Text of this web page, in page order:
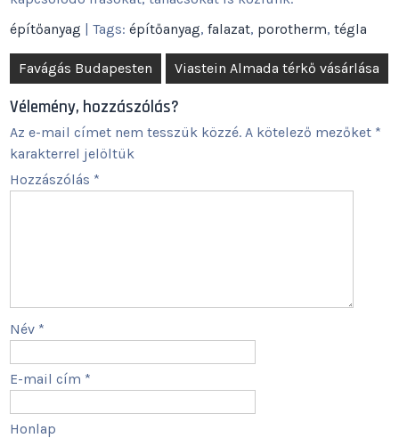
építőanyag | Tags:építőanyag,falazat, porotherm,tégla
Bejegyzés
navigáció
Favágás Budapesten Viastein Almada térkő vásárlása
Vélemény, hozzászólás?
Az e-mail címet nem tesszük közzé. A kötelező mezőket *
karakterrel jelöltük
Hozzászólás *
Név *
E-mail cím *
Honlap